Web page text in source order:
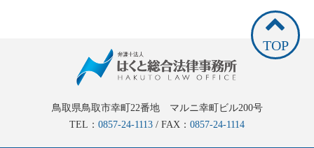
TOP
鳥取県鳥取市幸町22番地 マルニ幸町ビル200号
TEL： 0857-24-1113 / FAX： 0857-24-1114